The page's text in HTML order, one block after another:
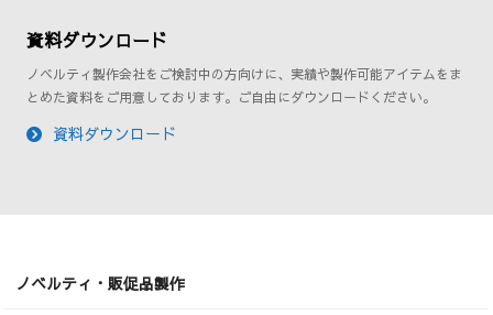
資料ダウンロード
ノベルティ製作会社をご検討中の方向けに、実績や製作可能アイテムをま
とめた資料をご用意しております。ご自由にダウンロードください。
資料ダウンロード
ノベルティ・販促品製作